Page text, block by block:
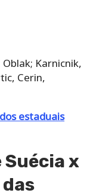
Oblak; Karnicnik,
Cerin,
estaduais
x